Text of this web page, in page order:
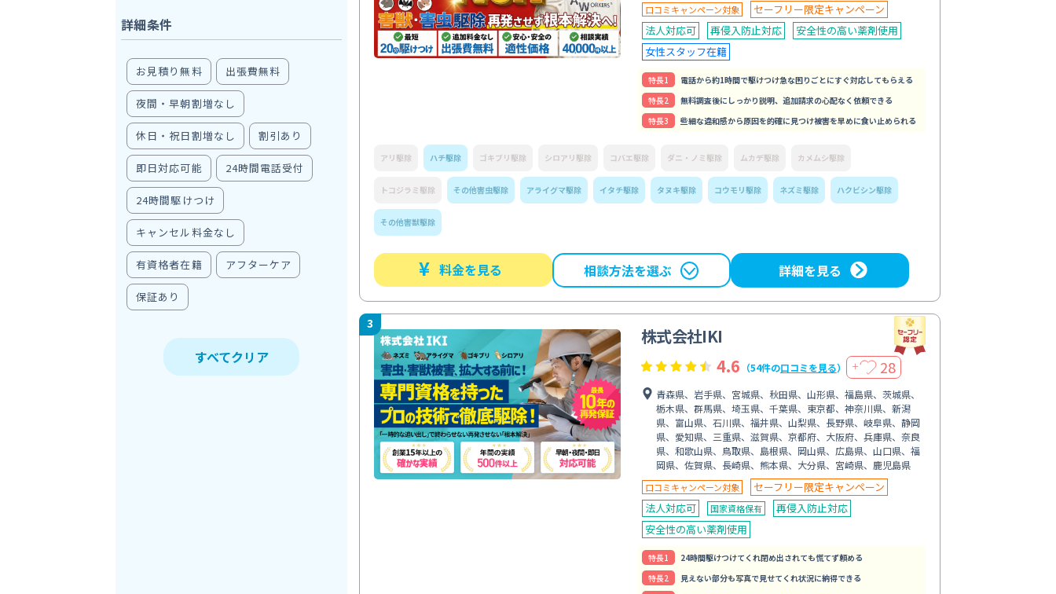
詳細条件
お見積り無料 出張費無料
夜間・早朝割増なし
休日・祝日割増なし 割引あり
即日対応可能 24時間電話受付
24時間駆けつけ
キャンセル料金なし
有資格者在籍 アフターケア
保証あり
すべてクリア
口コミキャンペーン対象
セーフリー限定キャンペーン
法人対応可
再侵入防止対応
安全性の高い薬剤使用
女性スタッフ在籍
特⻑1
電話から約1時間で駆けつけ急な困りごとにすぐ対応してもらえる
特⻑2
無料調査後にしっかり説明、追加請求の心配なく依頼できる
特⻑3
些細な違和感から原因を的確に見つけ被害を早めに食い止められる
アリ駆除 ハチ駆除 ゴキブリ駆除 シロアリ駆除 コバエ駆除 ダニ・ノミ駆除 ムカデ駆除 カメムシ駆除
トコジラミ駆除 その他害虫駆除 アライグマ駆除 イタチ駆除 タヌキ駆除 コウモリ駆除 ネズミ駆除 ハクビシン駆除
その他害獣駆除
¥ 料金を見る 相談方法を選ぶ 詳細を見る
3
株式会社IKI
4.6 （54件の口コミを見る） ＋ 28
青森県、岩手県、宮城県、秋田県、山形県、福島県、茨城県、
栃木県、群馬県、埼玉県、千葉県、東京都、神奈川県、新潟
県、富山県、石川県、福井県、山梨県、長野県、岐阜県、静岡
県、愛知県、三重県、滋賀県、京都府、大阪府、兵庫県、奈良
県、和歌山県、鳥取県、島根県、岡山県、広島県、山口県、福
岡県、佐賀県、長崎県、熊本県、大分県、宮崎県、鹿児島県
口コミキャンペーン対象
セーフリー限定キャンペーン
法人対応可
国家資格保有
再侵入防止対応
安全性の高い薬剤使用
特⻑1
24時間駆けつけてくれ閉め出されても慌てず頼める
特⻑2
見えない部分も写真で見せてくれ状況に納得できる